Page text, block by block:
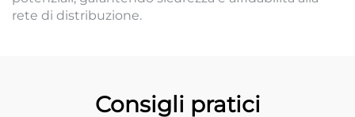
rete di distribuzione.
Consigli pratici